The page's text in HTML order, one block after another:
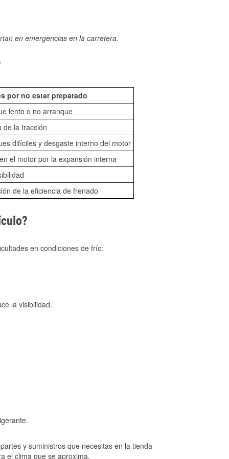
en emergencias en la carretera.
por no estar preparado
lento o no arranque
de la tracción
difíciles y desgaste interno del motor
el motor por la expansión interna
de la eficiencia de frenado
en condiciones de frío:
la visibilidad.
y suministros que necesitas en la tienda
el clima que se aproxima.